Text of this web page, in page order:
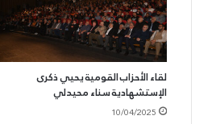
لقاء الأحزاب القومية يحيي ذكرى
الإستشهادية سناء محيدلي
10/04/2025